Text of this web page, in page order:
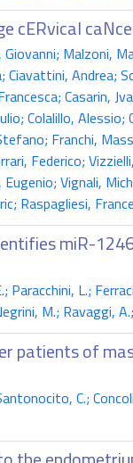
cERvical
Malzoni,
Ciavattini, Andrea;
Casarin,
Colalillo,
Franchi,
Federico;
Vignali,
Raspagliesi,
miR-
L.;
M.; Ravaggi,
patients of
C.;